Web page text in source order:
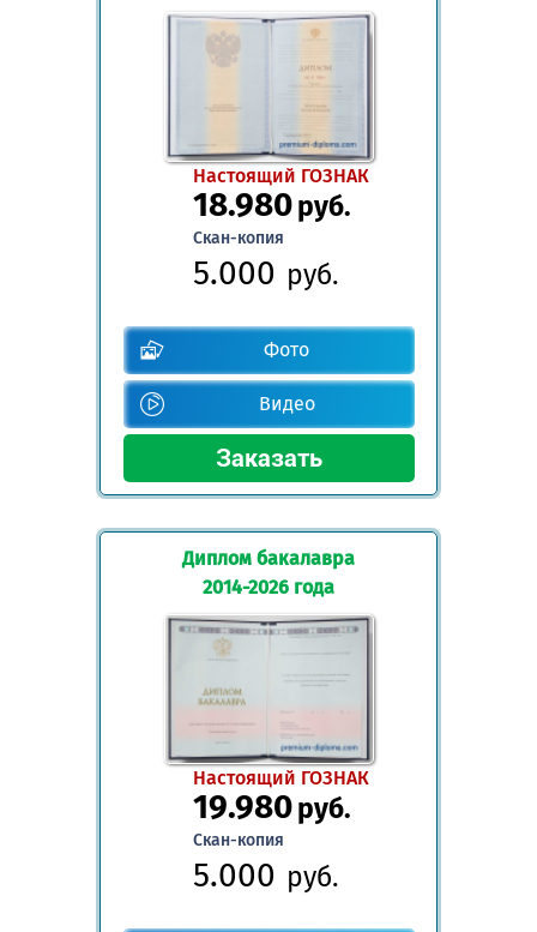
Настоящий ГОЗНАК
18.980руб.
Скан-копия
5.000 руб.
Фото
Видео
Диплом бакалавра
2014-2026 года
Настоящий ГОЗНАК
19.980руб.
Скан-копия
5.000 руб.